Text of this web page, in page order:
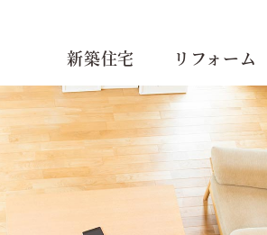
新築住宅 リフォーム